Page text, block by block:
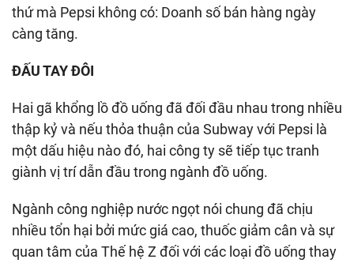
thứ mà Pepsi không có: Doanh số bán hàng ngày
càng tăng.
ĐẤU TAY ĐÔI
Hai gã khổng lồ đồ uống đã đối đầu nhau trong nhiều
thập kỷ và nếu thỏa thuận của Subway với Pepsi là
một dấu hiệu nào đó, hai công ty sẽ tiếp tục tranh
giành vị trí dẫn đầu trong ngành đồ uống.
Ngành công nghiệp nước ngọt nói chung đã chịu
nhiều tổn hại bởi mức giá cao, thuốc giảm cân và sự
quan tâm của Thế hệ Z đối với các loại đồ uống thay